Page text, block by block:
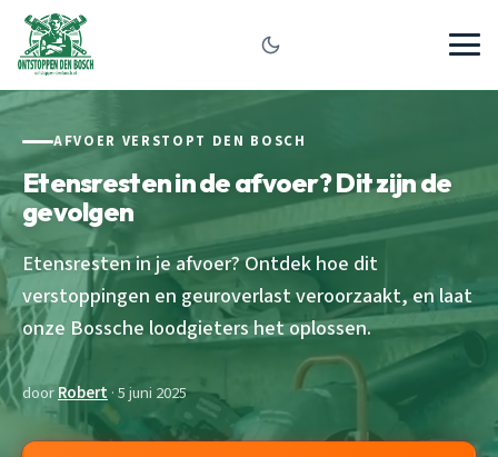
AFVOER VERSTOPT DEN BOSCH
Etensresten in de afvoer? Dit zijn de
gevolgen
Etensresten in je afvoer? Ontdek hoe dit
verstoppingen en geuroverlast veroorzaakt, en laat
onze Bossche loodgieters het oplossen.
doorRobert · 5 juni 2025